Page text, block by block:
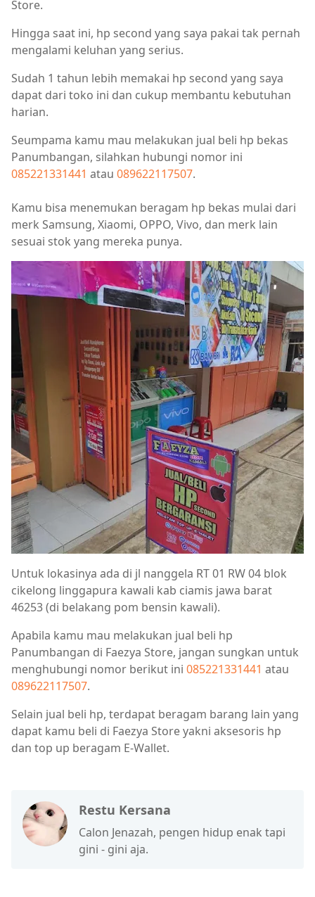
Store.
Hingga saat ini, hp second yang saya pakai tak pernah
mengalami keluhan yang serius.
Sudah 1 tahun lebih memakai hp second yang saya
dapat dari toko ini dan cukup membantu kebutuhan
harian.
Seumpama kamu mau melakukan jual beli hp bekas
Panumbangan, silahkan hubungi nomor ini
085221331441 atau 089622117507.
Kamu bisa menemukan beragam hp bekas mulai dari
merk Samsung, Xiaomi, OPPO, Vivo, dan merk lain
sesuai stok yang mereka punya.
Untuk lokasinya ada di jl nanggela RT 01 RW 04 blok
cikelong linggapura kawali kab ciamis jawa barat
46253 (di belakang pom bensin kawali).
Apabila kamu mau melakukan jual beli hp
Panumbangan di Faezya Store, jangan sungkan untuk
menghubungi nomor berikut ini 085221331441 atau
089622117507.
Selain jual beli hp, terdapat beragam barang lain yang
dapat kamu beli di Faezya Store yakni aksesoris hp
dan top up beragam E-Wallet.
Restu Kersana
Calon Jenazah, pengen hidup enak tapi
gini - gini aja.